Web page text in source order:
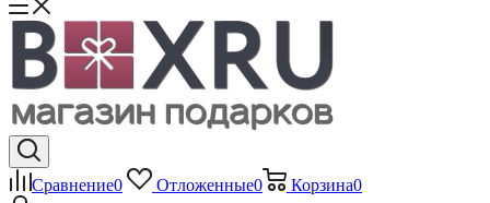
Сравнение0 Отложенные0 Корзина0